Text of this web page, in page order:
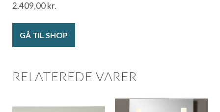
2.409,00kr.
GÅ TIL SHOP
RELATEREDE VARER